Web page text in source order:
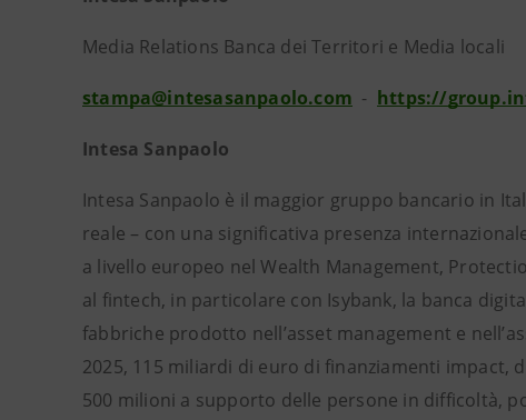
Media Relations Banca dei Territori e Media locali
stampa@intesasanpaolo.com - https://
Intesa Sanpaolo
Intesa Sanpaolo è il maggior gruppo bancario in
reale – con una significativa presenza
a livello europeo nel Wealth Management,
al fintech, in particolare con Isybank, la banca
fabbriche prodotto nell’asset management e
2025, 115 miliardi di euro di finanziamenti
500 milioni a supporto delle persone in difficoltà,